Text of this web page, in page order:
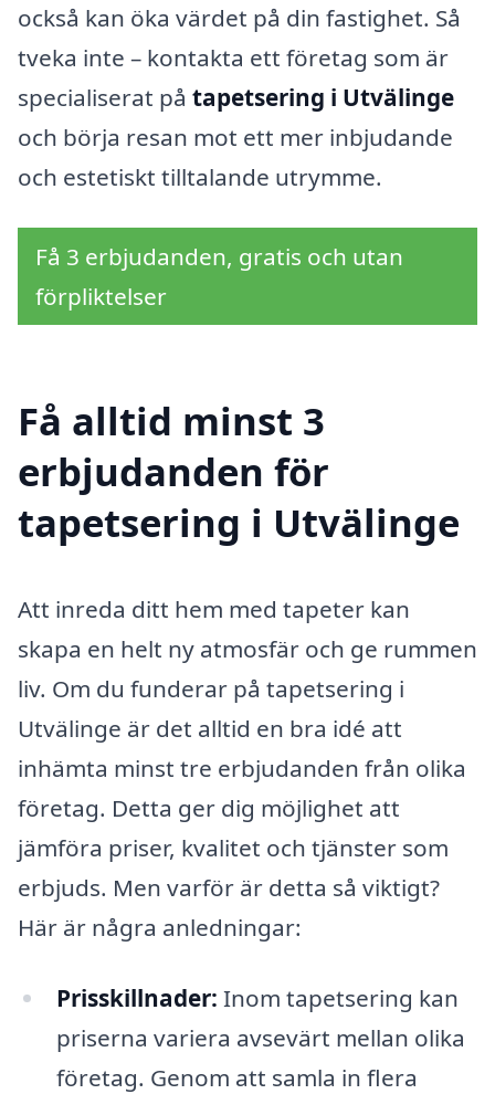
också kan öka värdet på din fastighet. Så
tveka inte – kontakta ett företag som är
specialiserat på tapetsering i Utvälinge
och börja resan mot ett mer inbjudande
och estetiskt tilltalande utrymme.
Få 3 erbjudanden, gratis och utan
förpliktelser
Få alltid minst 3
erbjudanden för
tapetsering i Utvälinge
Att inreda ditt hem med tapeter kan
skapa en helt ny atmosfär och ge rummen
liv. Om du funderar på tapetsering i
Utvälinge är det alltid en bra idé att
inhämta minst tre erbjudanden från olika
företag. Detta ger dig möjlighet att
jämföra priser, kvalitet och tjänster som
erbjuds. Men varför är detta så viktigt?
Här är några anledningar:
Prisskillnader: Inom tapetsering kan
priserna variera avsevärt mellan olika
företag. Genom att samla in flera